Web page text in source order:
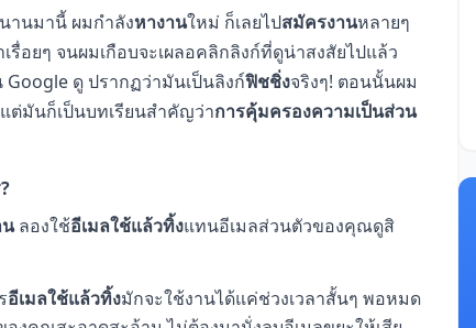
านมานี้ ผมกำลังหางานใหม่ ก็เลยไปสมัครงานหลายๆ
อยๆ จนผมเกือบจะเผลอคลิกลิงก์ที่ดูน่าสงสัยไปแล้ว
ดู ปรากฏว่ามันเป็นลิงก์ฟิชชิ่งจริงๆ! ตอนนั้นผม
ต่มันก็เป็นบทเรียนสำคัญว่าการคุ้มครองความเป็นส่วน
ลองใช้อีเมลใช้แล้วทิ้งแทนอีเมลส่วนตัวของคุณดูสิ
อีเมลใช้แล้วทิ้งมักจะใช้งานได้แค่ช่วงเวลาสั้นๆ พอหมด